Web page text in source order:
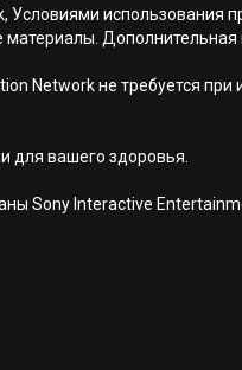
Условиями
Network не требуется
для вашего здоровья.
Sony Interactive